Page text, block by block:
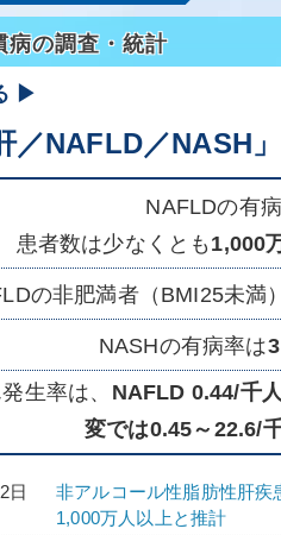
ボリックシンドローム
動
／NASH
アルコール肝
シンドローム／サルコペニア／
病の調査・統計
▶
／NAFLD／NASH」
NAFLDの有
患者数は少なくとも 1,000
の非肥満者（BMI25未満
NASHの有病率は
生率は、 NAFLD 0.44/千
変では0.45～22.6/
日
非アルコール性脂肪性肝疾
1,000万人以上と推計